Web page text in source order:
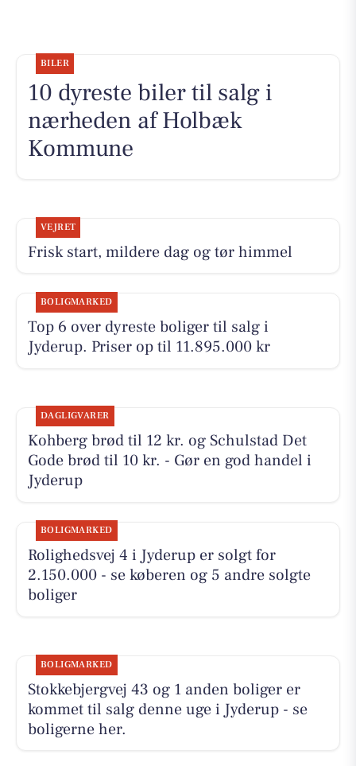
BILER
10 dyreste biler til salg i
nærheden af Holbæk
Kommune
VEJRET
Frisk start, mildere dag og tør himmel
BOLIGMARKED
Top 6 over dyreste boliger til salg i
Jyderup. Priser op til 11.895.000 kr
DAGLIGVARER
Kohberg brød til 12 kr. og Schulstad Det
Gode brød til 10 kr. - Gør en god handel i
Jyderup
BOLIGMARKED
Rolighedsvej 4 i Jyderup er solgt for
2.150.000 - se køberen og 5 andre solgte
boliger
BOLIGMARKED
Stokkebjergvej 43 og 1 anden boliger er
kommet til salg denne uge i Jyderup - se
boligerne her.